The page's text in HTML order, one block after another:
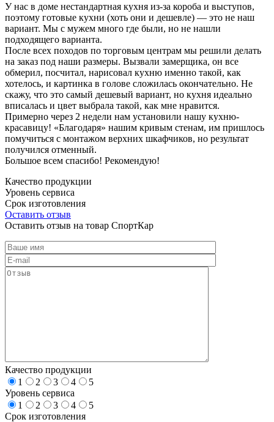
У нас в доме нестандартная кухня из-за короба и выступов,
поэтому готовые кухни (хоть они и дешевле) — это не наш
вариант. Мы с мужем много где были, но не нашли
подходящего варианта.
После всех походов по торговым центрам мы решили делать
на заказ под наши размеры. Вызвали замерщика, он все
обмерил, посчитал, нарисовал кухню именно такой, как
хотелось, и картинка в голове сложилась окончательно. Не
скажу, что это самый дешевый вариант, но кухня идеально
вписалась и цвет выбрала такой, как мне нравится.
Примерно через 2 недели нам установили нашу кухню-
красавицу! «Благодаря» нашим кривым стенам, им пришлось
помучиться с монтажом верхних шкафчиков, но результат
получился отменный.
Большое всем спасибо! Рекомендую!
Качество продукции
Уровень сервиса
Срок изготовления
Оставить отзыв
Оставить отзыв на товар СпортКар
Качество продукции
1
2 3 4
5
Уровень сервиса
1
2 3 4
5
Срок изготовления